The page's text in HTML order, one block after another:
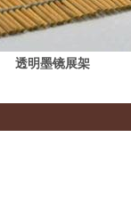
透明墨镜展架